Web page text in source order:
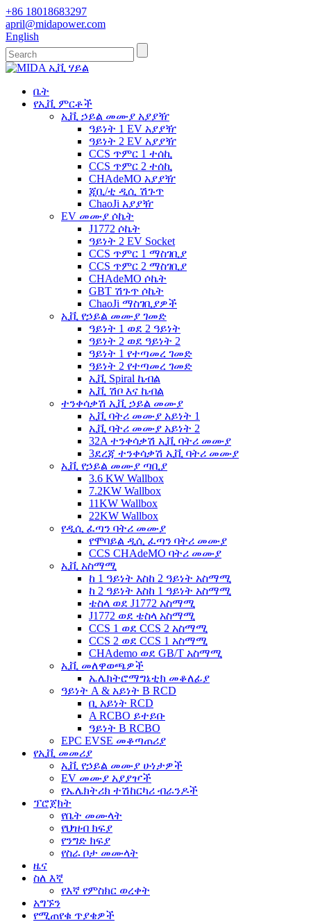
+86 18018683297
april@midapower.com
English
ቤት
የኢቪ ምርቶች
ኢቪ ኃይል መሙያ አያያዥ
ዓይነት 1 EV አያያዥ
ዓይነት 2 EV አያያዥ
CCS ጥምር 1 ተሰኪ
CCS ጥምር 2 ተሰኪ
CHAdeMO አያያዥ
ጂቢ/ቲ ዲሲ ሽጉጥ
ChaoJi አያያዥ
EV መሙያ ሶኬት
J1772 ሶኬት
ዓይነት 2 EV Socket
CCS ጥምር 1 ማስገቢያ
CCS ጥምር 2 ማስገቢያ
CHAdeMO ሶኬት
GBT ሽጉጥ ሶኬት
ChaoJi ማስገቢያዎች
ኢቪ የኃይል መሙያ ገመድ
ዓይነት 1 ወደ 2 ዓይነት
ዓይነት 2 ወደ ዓይነት 2
ዓይነት 1 የተጣመረ ገመድ
ዓይነት 2 የተጣመረ ገመድ
ኢቪ Spiral ኬብል
ኢቪ ሽቦ እና ኬብል
ተንቀሳቃሽ ኢቪ ኃይል መሙያ
ኢቪ ባትሪ መሙያ አይነት 1
ኢቪ ባትሪ መሙያ አይነት 2
32A ተንቀሳቃሽ ኢቪ ባትሪ መሙያ
3ደረጃ ተንቀሳቃሽ ኢቪ ባትሪ መሙያ
ኢቪ የኃይል መሙያ ጣቢያ
3.6 KW Wallbox
7.2KW Wallbox
11KW Wallbox
22KW Wallbox
የዲሲ ፈጣን ባትሪ መሙያ
የሞባይል ዲሲ ፈጣን ባትሪ መሙያ
CCS CHAdeMO ባትሪ መሙያ
ኢቪ አስማሚ
ከ 1 ዓይነት እስከ 2 ዓይነት አስማሚ
ከ 2 ዓይነት እስከ 1 ዓይነት አስማሚ
ቴስላ ወደ J1772 አስማሚ
J1772 ወደ ቴስላ አስማሚ
CCS 1 ወደ CCS 2 አስማሚ
CCS 2 ወደ CCS 1 አስማሚ
CHAdemo ወደ GB/T አስማሚ
ኢቪ መለዋወጫዎች
ኤሌክትሮማግኔቲክ መቆለፊያ
ዓይነት A & አይነት B RCD
ቢ አይነት RCD
A RCBO ይተይቡ
ዓይነት B RCBO
EPC EVSE መቆጣጠሪያ
የኢቪ መመሪያ
ኢቪ የኃይል መሙያ ሁነታዎች
EV መሙያ አያያዦች
የኤሌክትሪክ ተሽከርካሪ ብራንዶች
ፕሮጀክት
የቤት መሙላት
የህዝብ ክፍያ
የንግድ ክፍያ
የስራ ቦታ መሙላት
ዜና
ስለ እኛ
የእኛ የምስክር ወረቀት
አግኙን
የሚጠየቁ ጥያቄዎች